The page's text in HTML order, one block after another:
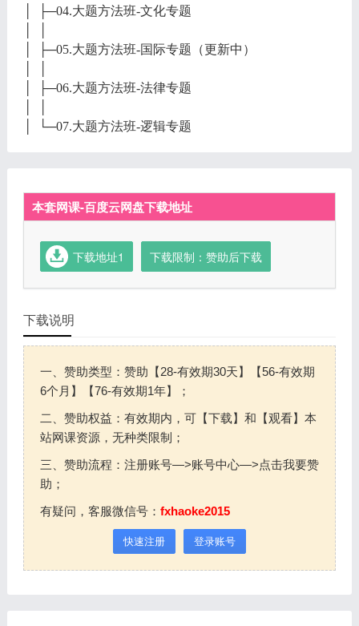
│ ├─04.大题方法班-文化专题
│ ├─05.大题方法班-国际专题（更新中）
│ ├─06.大题方法班-法律专题
│ └─07.大题方法班-逻辑专题
本套网课-百度云网盘下载地址
下载地址1 下载限制：赞助后下载
下载说明
一、赞助类型：赞助【28-有效期30天】【56-有效期
6个月】【76-有效期1年】；
二、赞助权益：有效期内，可【下载】和【观看】本
站网课资源，无种类限制；
三、赞助流程：注册账号—>账号中心—>点击我要赞
助；
有疑问，客服微信号： fxhaoke2015
快速注册 登录账号